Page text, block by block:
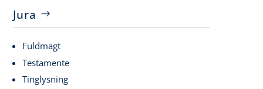
Jura
Fuldmagt
Testamente
Tinglysning